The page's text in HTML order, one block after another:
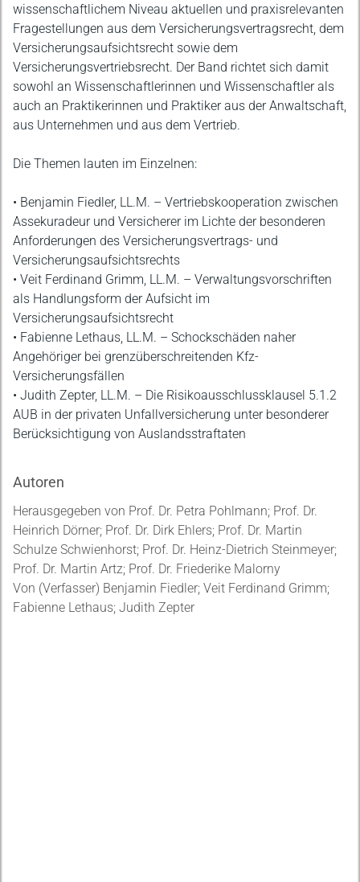
wissenschaftlichem Niveau aktuellen und praxisrelevanten
Fragestellungen aus dem Versicherungsvertragsrecht, dem
Versicherungsaufsichtsrecht sowie dem
Versicherungsvertriebsrecht. Der Band richtet sich damit
sowohl an Wissenschaftlerinnen und Wissenschaftler als
auch an Praktikerinnen und Praktiker aus der Anwaltschaft,
aus Unternehmen und aus dem Vertrieb.
Die Themen lauten im Einzelnen:
• Benjamin Fiedler, LL.M. – Vertriebskooperation zwischen
Assekuradeur und Versicherer im Lichte der besonderen
Anforderungen des Versicherungsvertrags- und
Versicherungsaufsichtsrechts
• Veit Ferdinand Grimm, LL.M. – Verwaltungsvorschriften
als Handlungsform der Aufsicht im
Versicherungsaufsichtsrecht
• Fabienne Lethaus, LL.M. – Schockschäden naher
Angehöriger bei grenzüberschreitenden Kfz-
Versicherungsfällen
• Judith Zepter, LL.M. – Die Risikoausschlussklausel 5.1.2
AUB in der privaten Unfallversicherung unter besonderer
Berücksichtigung von Auslandsstraftaten
Autoren
Herausgegeben von Prof. Dr. Petra Pohlmann; Prof. Dr.
Heinrich Dörner; Prof. Dr. Dirk Ehlers; Prof. Dr. Martin
Schulze Schwienhorst; Prof. Dr. Heinz-Dietrich Steinmeyer;
Prof. Dr. Martin Artz; Prof. Dr. Friederike Malorny
Von (Verfasser) Benjamin Fiedler; Veit Ferdinand Grimm;
Fabienne Lethaus; Judith Zepter